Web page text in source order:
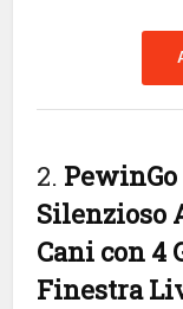
2.
Silenzioso
Cani con 4
Finestra